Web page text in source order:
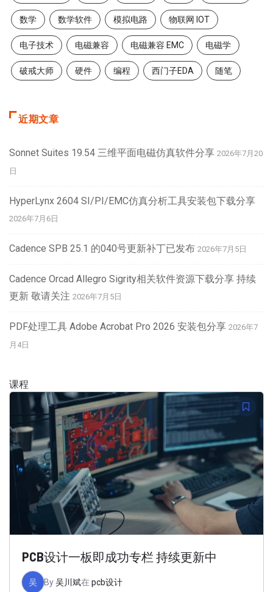
数学 数学软件 模拟电路 物联网 IOT
电子技术 电磁兼容 电磁兼容 EMC 电磁学
破戒大师 硬件 编程 西门子EDA 随笔
近期文章
Sonnet Suites 19.54 三维平面电磁仿真软件分享 2026年7月20
日
HyperLynx 2604 SI/PI/EMC仿真分析工具安装包下载分享
2026年7月6日
Cadence SPB 25.1 的040号更新补丁已发布 2026年7月5日
Cadence Orcad Allegro Sigrity相关软件资源下载分享 持续
更新 敬请关注 2026年7月5日
PDF处理工具 Adobe Acrobat Pro 2026 安装包分享 2026年7
月4日
课程
PCB设计一板即成功专栏 持续更新中
吴 By吴川斌在 pcb设计